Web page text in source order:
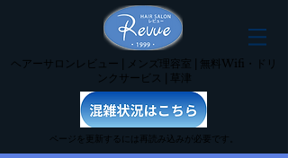
ヘアーサロンレビュー | メンズ理容室 | 無料Wifi・ドリ
ンクサービス | 草津
ページを更新するには再読み込みが必要です。